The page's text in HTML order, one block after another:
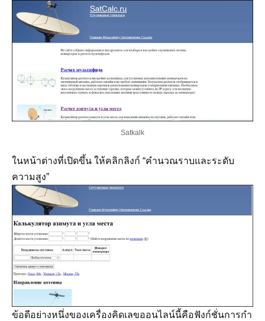
Satkalk
ในหน้าต่างที่เปิดขึ้น ให้คลิกลิงก์ “คำนวณราบและระดับ
ความสูง”
ข้อดีอย่างหนึ่งของเครื่องคิดเลขออนไลน์นี้คือฟังก์ชั่นการกำ